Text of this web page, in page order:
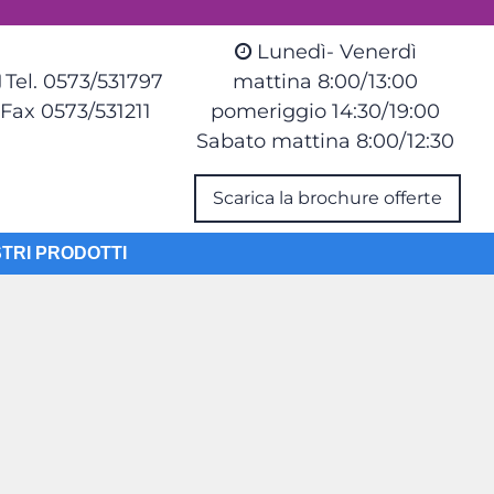
Tel. 0573/531797
Fax 0573/531211
Lunedì- Venerdì
mattina 8:00/13:00
pomeriggio 14:30/19:00
Sabato mattina 8:00/12:30
Scarica la brochure offerte
PRODOTTI